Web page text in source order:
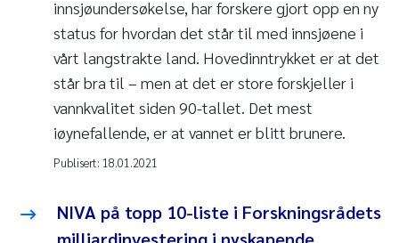
innsjøundersøkelse, har forskere gjort opp en ny
status for hvordan det står til med innsjøene i
vårt langstrakte land. Hovedinntrykket er at det
står bra til – men at det er store forskjeller i
vannkvalitet siden 90-tallet. Det mest
iøynefallende, er at vannet er blitt brunere.
Publisert: 18.01.2021
NIVA på topp 10-liste i Forskningsrådets